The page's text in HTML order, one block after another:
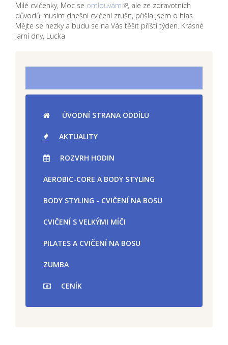
Milé cvičenky, Moc se omlouvám
, ale ze zdravotních
důvodů musím dnešní cvičení zrušit, přišla jsem o hlas.
Mějte se hezky a budu se na Vás těšit příští týden. Krásné
jarní dny, Lucka
ÚVODNÍ STRANA ODDÍLU
AKTUALITY
ROZVRH HODIN
AEROBIC-CORE A BODY STYLING
BODY STYLING - CVIČENÍ NA BOSU
CVIČENÍ S VELKÝMI MÍČI
PILATES A CVIČENÍ NA BOSU
ZUMBA
CENÍK